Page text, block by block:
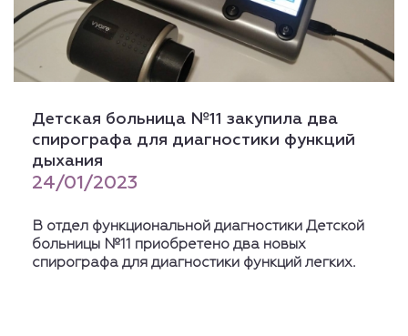
Детская больница №11 закупила два
спирографа для диагностики функций
дыхания
24/01/2023
В отдел функциональной диагностики Детской
больницы №11 приобретено два новых
спирографа для диагностики функций легких.